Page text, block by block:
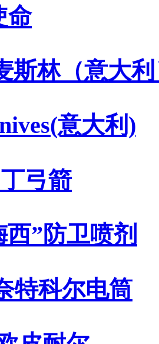
命
斯林（意大
意大利)
弓箭
”防卫喷剂
特科尔电筒